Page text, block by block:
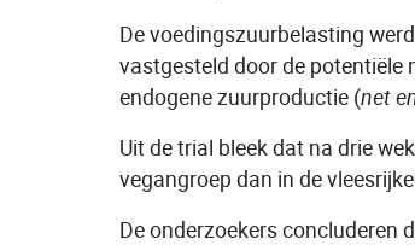
De voedingszuurbelasting
vastgesteld door de potentiële
endogene zuurproductie (net
Uit de trial bleek dat na drie
vegangroep dan in de
De onderzoekers concluderen